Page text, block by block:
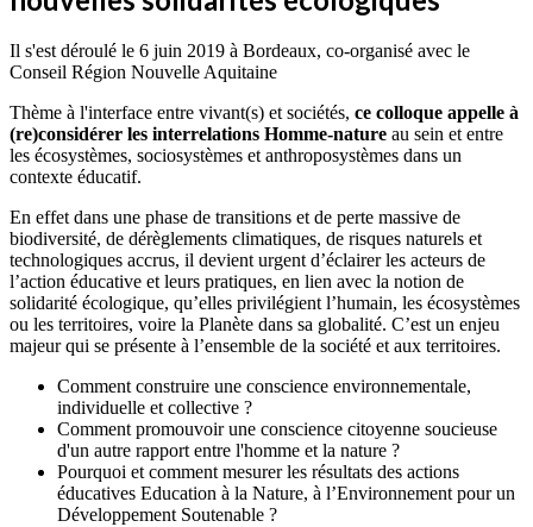
Il s'est déroulé le 6 juin 2019 à Bordeaux, co-organisé avec le
Conseil Région Nouvelle Aquitaine
Thème à l'interface entre vivant(s) et sociétés, ce colloque appelle à
(re)considérer les interrelations Homme-nature au sein et entre
les écosystèmes, sociosystèmes et anthroposystèmes dans un
contexte éducatif.
En effet dans une phase de transitions et de perte massive de
biodiversité, de dérèglements climatiques, de risques naturels et
technologiques accrus, il devient urgent d’éclairer les acteurs de
l’action éducative et leurs pratiques, en lien avec la notion de
solidarité écologique, qu’elles privilégient l’humain, les écosystèmes
ou les territoires, voire la Planète dans sa globalité. C’est un enjeu
majeur qui se présente à l’ensemble de la société et aux territoires.
Comment construire une conscience environnementale,
individuelle et collective ?
Comment promouvoir une conscience citoyenne soucieuse
d'un autre rapport entre l'homme et la nature ?
Pourquoi et comment mesurer les résultats des actions
éducatives Education à la Nature, à l’Environnement pour un
Développement Soutenable ?